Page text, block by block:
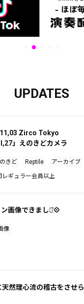
UPDATES
Zirco Tokyo
」えのきどカメラ
きど Reptile アーカイブ
レギュラー会員以上
画像できました͛💠
像
然理心流の稽古をさせら